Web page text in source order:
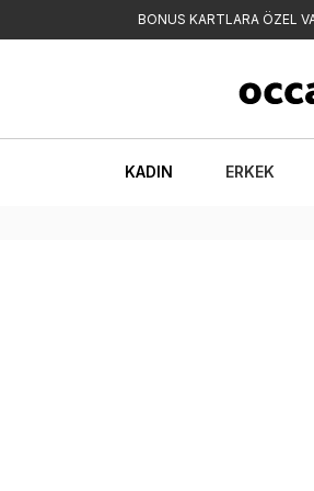
BONUS KARTLARA ÖZEL
KADIN ERKEK